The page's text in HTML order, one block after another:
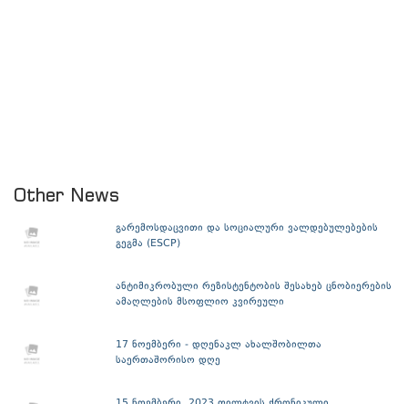
Other News
გარემოსდაცვითი და სოციალური ვალდებულებების
გეგმა (ESCP)
ანტიმიკრობული რეზისტენტობის შესახებ ცნობიერების
ამაღლების მსოფლიო კვირეული
17 ნოემბერი - დღენაკლ ახალშობილთა
საერთაშორისო დღე